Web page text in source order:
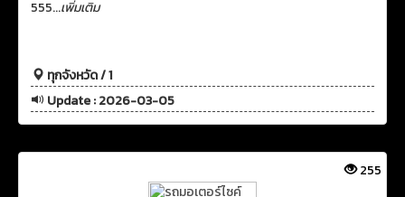
555...เพิ่มเติม
ทุกจังหวัด / 1
Update : 2026-03-05
255